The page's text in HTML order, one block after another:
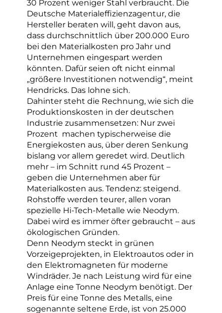
30 Prozent weniger Stahl verbraucht. Die
Deutsche Materialeffizienzagentur, die
Hersteller beraten will, geht davon aus,
dass durchschnittlich über 200.000 Euro
bei den Materialkosten pro Jahr und
Unternehmen eingespart werden
könnten. Dafür seien oft nicht einmal
„größere Investitionen notwendig“, meint
Hendricks. Das lohne sich.
Dahinter steht die Rechnung, wie sich die
Produktionskosten in der deutschen
Industrie zusammensetzen: Nur zwei
Prozent machen typischerweise die
Energiekosten aus, über deren Senkung
bislang vor allem geredet wird. Deutlich
mehr – im Schnitt rund 45 Prozent –
geben die Unternehmen aber für
Materialkosten aus. Tendenz: steigend.
Rohstoffe werden teurer, allen voran
spezielle Hi-Tech-Metalle wie Neodym.
Dabei wird es immer öfter gebraucht – aus
ökologischen Gründen.
Denn Neodym steckt in grünen
Vorzeigeprojekten, in Elektroautos oder in
den Elektromagneten für moderne
Windräder. Je nach Leistung wird für eine
Anlage eine Tonne Neodym benötigt. Der
Preis für eine Tonne des Metalls, eine
sogenannte seltene Erde, ist von 25.000